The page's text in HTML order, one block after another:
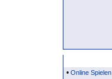
• Online Spielen